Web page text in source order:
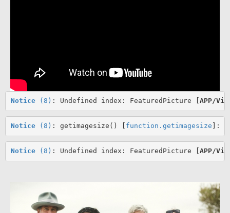
Notice (8) : Undefined index: FeaturedPicture [ APP/
Notice (8) : getimagesize() [ function.getimagesize ]:
Notice (8) : Undefined index: FeaturedPicture [ APP/